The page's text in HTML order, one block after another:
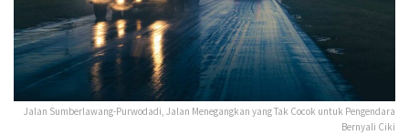
Jalan Sumberlawang-Purwodadi, Jalan Menegangkan yang Tak Cocok untuk Pengendara
Bernyali Ciki